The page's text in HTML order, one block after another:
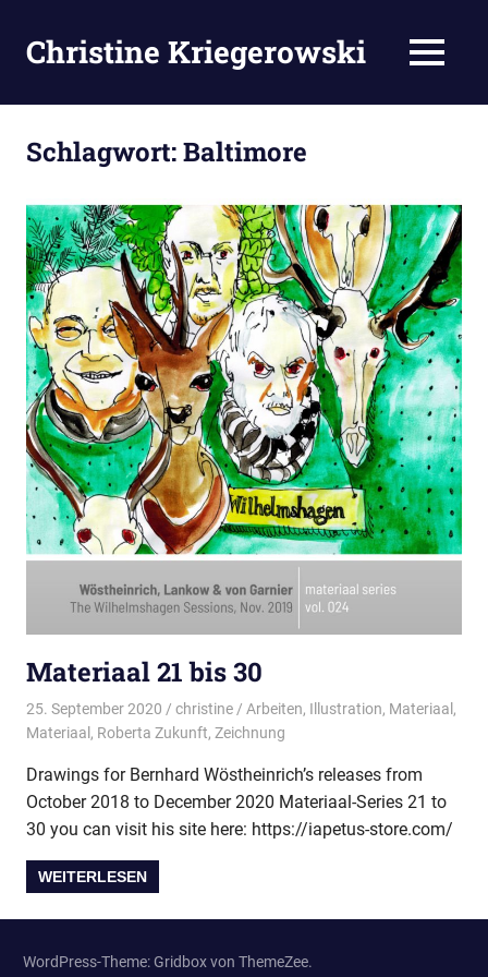
Inhalt
springen
Christine Kriegerowski MENÜ
Schlagwort:Baltimore
Materiaal 21 bis 30
25. September 2020 christine Arbeiten, Illustration, Materiaal,
Materiaal, Roberta Zukunft, Zeichnung
Drawings for Bernhard Wöstheinrich’s releases from
October 2018 to December 2020 Materiaal-Series 21 to
30 you can visit his site here: https://iapetus-store.com/
WEITERLESEN
WordPress-Theme: Gridbox von ThemeZee.